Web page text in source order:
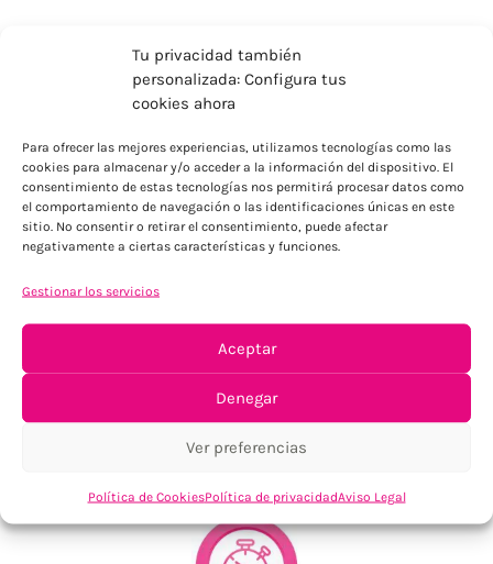
Tu privacidad también
personalizada: Configura tus
cookies ahora
Para ofrecer las mejores experiencias, utilizamos tecnologías como las
cookies para almacenar y/o acceder a la información del dispositivo. El
consentimiento de estas tecnologías nos permitirá procesar datos como
el comportamiento de navegación o las identificaciones únicas en este
sitio. No consentir o retirar el consentimiento, puede afectar
negativamente a ciertas características y funciones.
Gestionar los servicios
Aceptar
Denegar
Ver preferencias
Política de CookiesPolítica de privacidadAviso Legal
ENVÍOS ECONÓMICOS
Para Península, resto consultar
TU SATISFACCIÓN = LA NUESTRA
Tu confianza, nuestro objetivo